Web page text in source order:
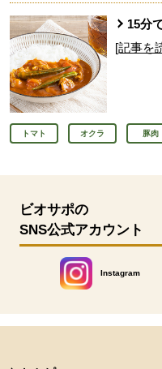
15分
[記事を
トマト オクラ 豚肉
ビオサポの
SNS公式アカウント
Instagram
別のウィンドウ